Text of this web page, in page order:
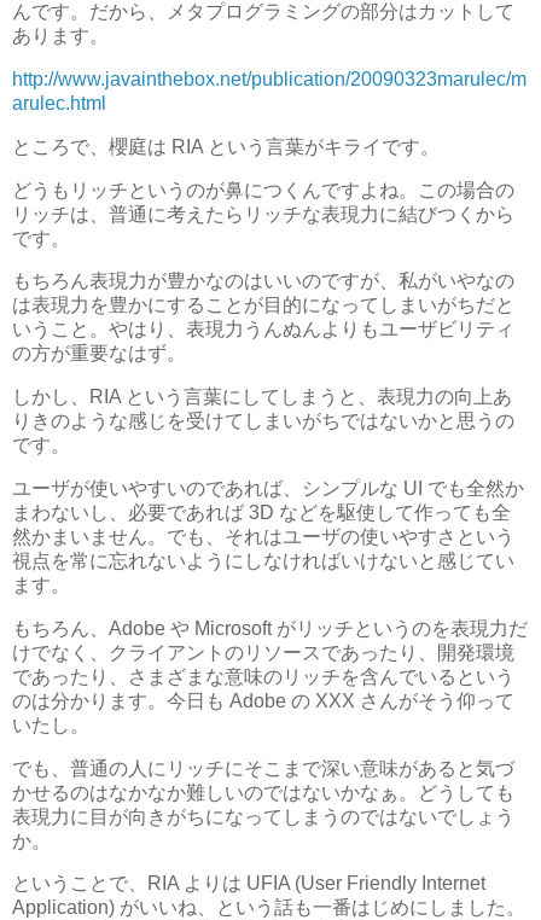
んです。だから、メタプログラミングの部分はカットして
あります。
http://www.javainthebox.net/publication/20090323marulec/m
arulec.html
ところで、櫻庭は RIA という言葉がキライです。
どうもリッチというのが鼻につくんですよね。この場合の
リッチは、普通に考えたらリッチな表現力に結びつくから
です。
もちろん表現力が豊かなのはいいのですが、私がいやなの
は表現力を豊かにすることが目的になってしまいがちだと
いうこと。やはり、表現力うんぬんよりもユーザビリティ
の方が重要なはず。
しかし、RIA という言葉にしてしまうと、表現力の向上あ
りきのような感じを受けてしまいがちではないかと思うの
です。
ユーザが使いやすいのであれば、シンプルな UI でも全然か
まわないし、必要であれば 3D などを駆使して作っても全
然かまいません。でも、それはユーザの使いやすさという
視点を常に忘れないようにしなければいけないと感じてい
ます。
もちろん、Adobe や Microsoft がリッチというのを表現力だ
けでなく、クライアントのリソースであったり、開発環境
であったり、さまざまな意味のリッチを含んでいるという
のは分かります。今日も Adobe の XXX さんがそう仰って
いたし。
でも、普通の人にリッチにそこまで深い意味があると気づ
かせるのはなかなか難しいのではないかなぁ。どうしても
表現力に目が向きがちになってしまうのではないでしょう
か。
ということで、RIA よりは UFIA (User Friendly Internet
Application) がいいね、という話も一番はじめにしました。